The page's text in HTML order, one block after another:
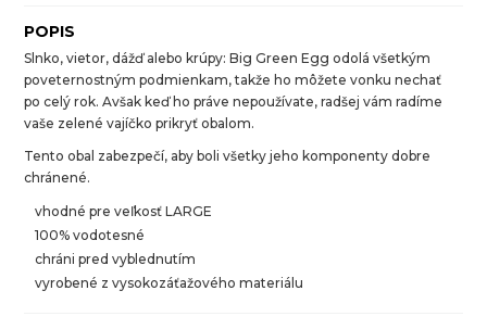
POPIS
Slnko, vietor, dážď alebo krúpy: Big Green Egg odolá všetkým
poveternostným podmienkam, takže ho môžete vonku nechať
po celý rok. Avšak keď ho práve nepoužívate, radšej vám radíme
vaše zelené vajíčko prikryť obalom.
Tento obal zabezpečí, aby boli všetky jeho komponenty dobre
chránené.
vhodné pre veľkosť LARGE
100% vodotesné
chráni pred vyblednutím
vyrobené z vysokozáťažového materiálu